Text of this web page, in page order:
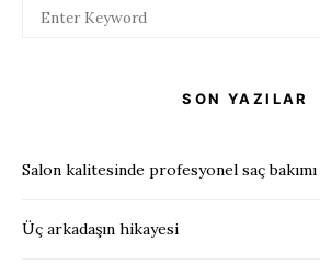
SON YAZILAR
Salon kalitesinde profesyonel saç bakımı
Üç arkadaşın hikayesi